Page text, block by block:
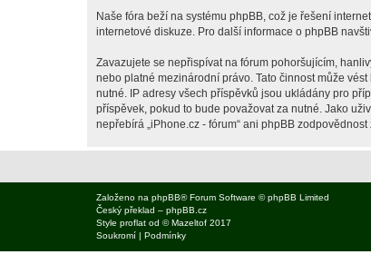
Naše fóra beží na systému phpBB, což je řešení
internetové diskuze. Pro další informace o phpBB
Zavazujete se nepřispívat na fórum pohoršujícím,
nebo platné mezinárodní právo. Tato činnost může
nutné. IP adresy všech příspěvků jsou ukládány pro
příspěvek, pokud to bude považovat za nutné. Jako
nepřebírá „iPhone.cz - fórum“ ani phpBB
Založeno na phpBB® Forum Software © phpBB Limited
Český překlad – phpBB.cz
Style proflat od ©Mazeltof 2017
Soukromí | Podmínky